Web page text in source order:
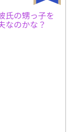
底だった。 すっ
元は人当たりの
だった。 なし崩
、ついつい束縛
らは、ずっと仕
が絡むと、目の
安要素ではある
うツンデレ。 身
今回は、２人の
す。 成長段階な
もう結構高身長
氏の甥っ子を
なのかな？